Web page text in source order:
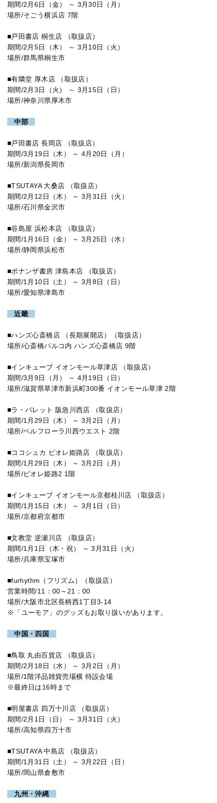
期間/2月6日（金） ～ 3月30日（月）
場所/そごう横浜店 7階
■戸田書店 桐生店 （取扱店）
期間/2月5日（木） ～ 3月10日（火）
場所/群馬県桐生市
■有隣堂 厚木店 （取扱店）
期間/2月3日（火） ～ 3月15日（日）
場所/神奈川県厚木市
中部
■戸田書店 長岡店 （取扱店）
期間/3月19日（木） ～ 4月20日（月）
場所/新潟県長岡市
■TSUTAYA 大桑店 （取扱店）
期間/2月12日（木） ～ 3月31日（火）
場所/石川県金沢市
■谷島屋 浜松本店 （取扱店）
期間/1月16日（金） ～ 3月25日（水）
場所/静岡県浜松市
■ボナンザ書房 津島本店 （取扱店）
期間/1月10日（土） ～ 3月8日（日）
場所/愛知県津島市
近畿
■ハンズ心斎橋店 （長期展開店）（取扱店）
場所/心斎橋パルコ内 ハンズ心斎橋店 9階
■インキューブ イオンモール草津店 （取扱店）
期間/3月9日（月） ～ 4月19日（日）
場所/滋賀県草津市新浜町300番 イオンモール草津 2階
■ラ・パレット 阪急川西店 （取扱店）
期間/1月29日（木） ～ 3月2日（月）
場所/ベルフローラ川西ウエスト 2階
■ココシュカ ピオレ姫路店 （取扱店）
期間/1月29日（木） ～ 3月2日（月）
場所/ピオレ姫路2 1階
■インキューブ イオンモール京都桂川店 （取扱店）
期間/1月15日（木） ～ 3月1日（日）
場所/京都府京都市
■文教堂 逆瀬川店 （取扱店）
期間/1月1日（木・祝） ～ 3月31日（火）
場所/兵庫県宝塚市
■furhythm（フリズム）（取扱店）
営業時間/11：00～21：00
場所/大阪市北区長柄西1丁目3-14
※「ユーモア」のグッズもお取り扱いがあります。
中国・四国
■鳥取 丸由百貨店 （取扱店）
期間/2月18日（水） ～ 3月2日（月）
場所/1階洋品雑貨売場横 特設会場
※最終日は16時まで
■明屋書店 四万十川店 （取扱店）
期間/2月1日（日） ～ 3月31日（火）
場所/高知県四万十市
■TSUTAYA 中島店 （取扱店）
期間/1月31日（土） ～ 3月22日（日）
場所/岡山県倉敷市
九州・沖縄